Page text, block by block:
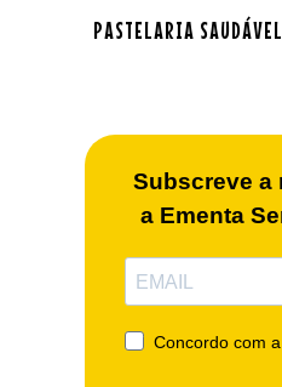
PASTELARIA SAUDÁVEL